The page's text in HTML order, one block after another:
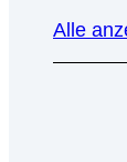
Alle